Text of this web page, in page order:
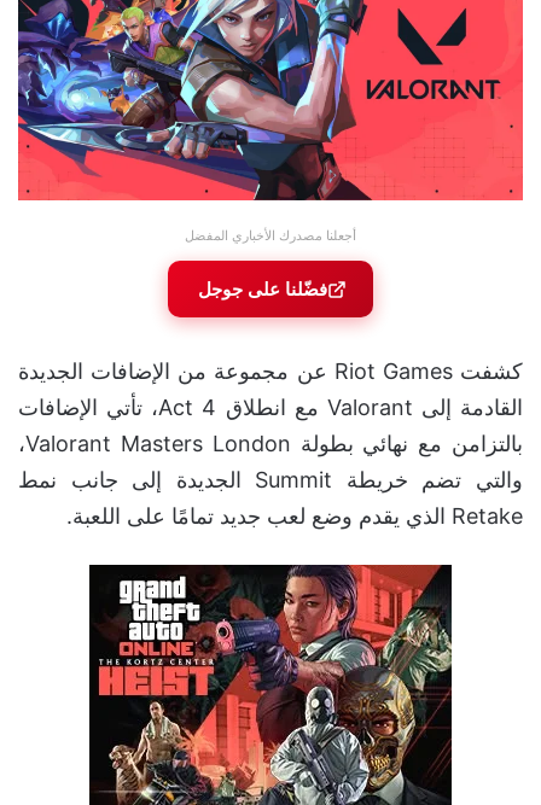
أجعلنا مصدرك الأخباري المفضل
فضّلنا على جوجل
كشفت Riot Games عن مجموعة من الإضافات الجديدة
القادمة إلى Valorant مع انطلاق Act 4، تأتي الإضافات
بالتزامن مع نهائي بطولة Valorant Masters London،
والتي تضم خريطة Summit الجديدة إلى جانب نمط
Retake الذي يقدم وضع لعب جديد تمامًا على اللعبة.